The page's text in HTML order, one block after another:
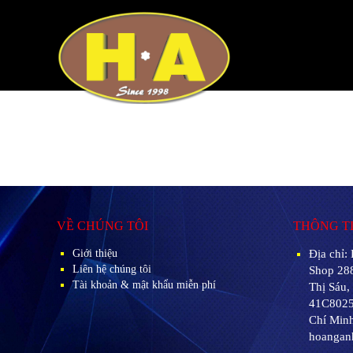
VỀ CHÚNG TÔI
Giới thiệu
Liên hệ chúng tôi
Tài khoản & mật khẩu miễn phí
THÔNG
Địa chỉ:
Shop
Thị
Chí